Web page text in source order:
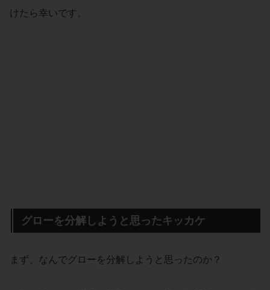
けたら幸いです。
グローを分解しようと思ったキッカケ
まず、なんでグローを分解しようと思ったのか？